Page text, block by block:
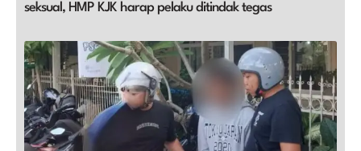
seksual, HMP KJK harap pelaku ditindak tegas